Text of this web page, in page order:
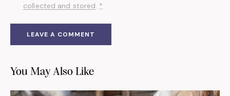
collected and stored *
You May Also Like